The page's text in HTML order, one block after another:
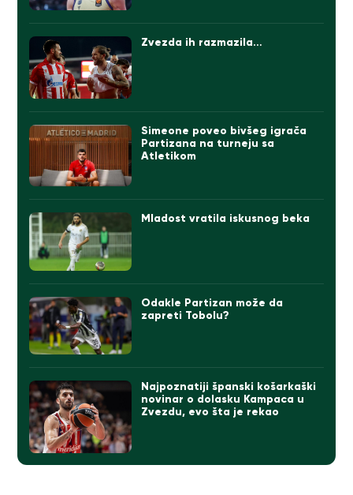
Zvezda ih razmazila…
Simeone poveo bivšeg igrača
Partizana na turneju sa
Atletikom
Mladost vratila iskusnog beka
Odakle Partizan može da
zapreti Tobolu?
Najpoznatiji španski košarkaški
novinar o dolasku Kampaca u
Zvezdu, evo šta je rekao